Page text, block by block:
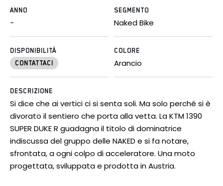
ANNO
-
SEGMENTO
Naked Bike
DISPONIBILITÀ
CONTATTACI
COLORE
Arancio
DESCRIZIONE
Si dice che ai vertici ci si senta soli. Ma solo perché si è
divorato il sentiero che porta alla vetta. La KTM 1390
SUPER DUKE R guadagna il titolo di dominatrice
indiscussa del gruppo delle NAKED e si fa notare,
sfrontata, a ogni colpo di acceleratore. Una moto
progettata, sviluppata e prodotta in Austria.